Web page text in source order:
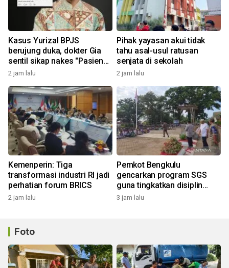
Kasus Yurizal BPJS
berujung duka, dokter Gia
sentil sikap nakes "Pasien
kan enggak tahu semua itu"
2 jam lalu
Pihak yayasan akui tidak
tahu asal-usul ratusan
senjata di sekolah
2 jam lalu
Kemenperin: Tiga
transformasi industri RI jadi
perhatian forum BRICS
2 jam lalu
Pemkot Bengkulu
gencarkan program SGS
guna tingkatkan disiplin
pelajar
3 jam lalu
Foto